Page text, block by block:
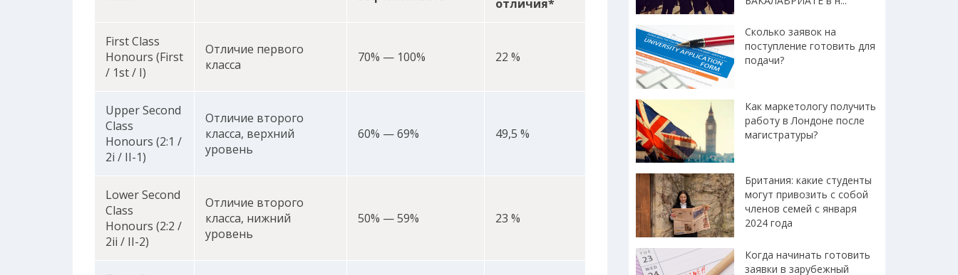
отличия*
First Class
Honours (First
/ 1st / I)
Отличие первого
класса
70% — 100% 22 %
Upper Second
Class
Honours (2:1 /
2i / II-1)
Отличие второго
класса, верхний
уровень
60% — 69% 49,5 %
Lower Second
Class
Honours (2:2 /
2ii / II-2)
Отличие второго
класса, нижний
уровень
50% — 59% 23 %
Сколько заявок на
поступление готовить для
подачи?
Как маркетологу получить
работу в Лондоне после
магистратуры?
Британия: какие студенты
могут привозить с собой
членов семей с января
2024 года
Когда начинать готовить
заявки в зарубежный